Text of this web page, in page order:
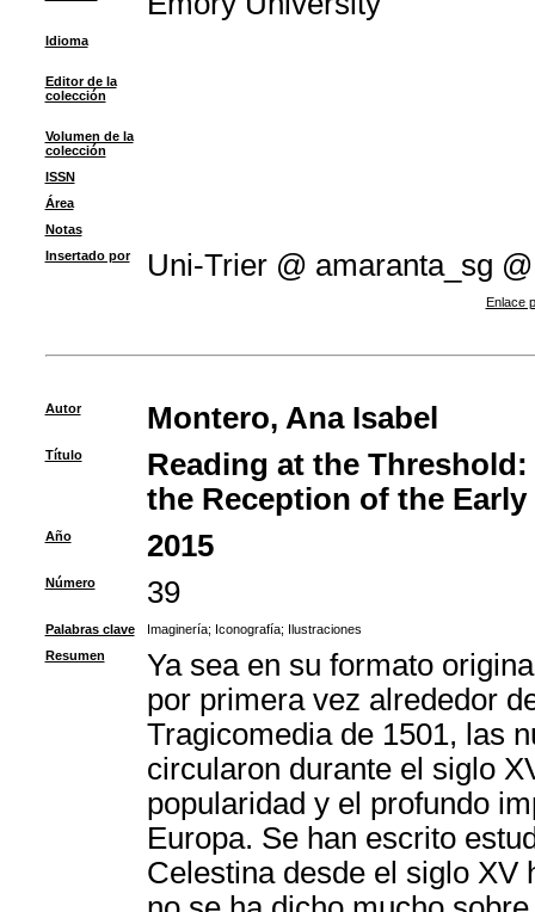
Idioma
Editor de la
colección
Volumen de la
colección
ISSN
Área
Notas
Insertado por
Uni-Trier @ amaranta_sg @
Enlace
Autor Montero, Ana Isabel
Título
Reading at the
the Reception of the
Año 2015
Número 39
Palabras clave Imaginería; Iconografía; Ilustraciones
Resumen
Ya sea en su formato
por primera vez alrededor
Tragicomedia de 1501, las
circularon durante el siglo
popularidad y el profundo
Europa. Se han escrito
Celestina desde el siglo XV